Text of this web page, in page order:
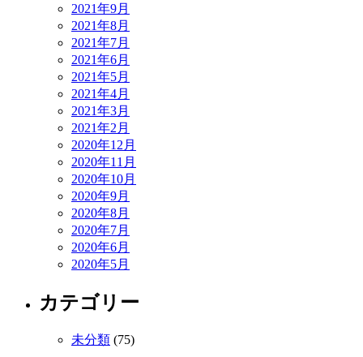
2021年9月
2021年8月
2021年7月
2021年6月
2021年5月
2021年4月
2021年3月
2021年2月
2020年12月
2020年11月
2020年10月
2020年9月
2020年8月
2020年7月
2020年6月
2020年5月
カテゴリー
未分類 (75)